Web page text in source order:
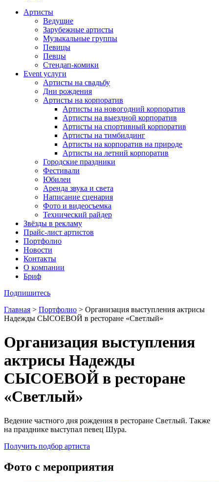
Артисты
Ведущие
Зарубежные артисты
Музыкальные группы
Певицы
Певцы
Стендап-комики
Event услуги
Артисты на свадьбу
Дни рождения
Артисты на корпоратив
Артисты на новогодний корпоратив
Артисты на выездной корпоратив
Артисты на спортивный корпоратив
Артисты на тимбилдинг
Артисты на корпоратив на природе
Артисты на летний корпоратив
Городские праздники
Фестивали
Юбилеи
Аренда звука и света
Написание сценария
Фото и видеосъемка
Технический райдер
Звёзды в рекламу
Прайс-лист артистов
Портфолио
Новости
Контакты
О компании
Бриф
Подпишитесь
Главная > Портфолио > Организация выступления актрисы
Надежды СЫСОЕВОЙ в ресторане «Светлый»
Организация выступления
актрисы Надежды
СЫСОЕВОЙ в ресторане
«Светлый»
Ведение частного дня рождения в ресторане Светлый. Также
на празднике выступал певец Шура.
Получить подбор артиста
Фото с мероприятия